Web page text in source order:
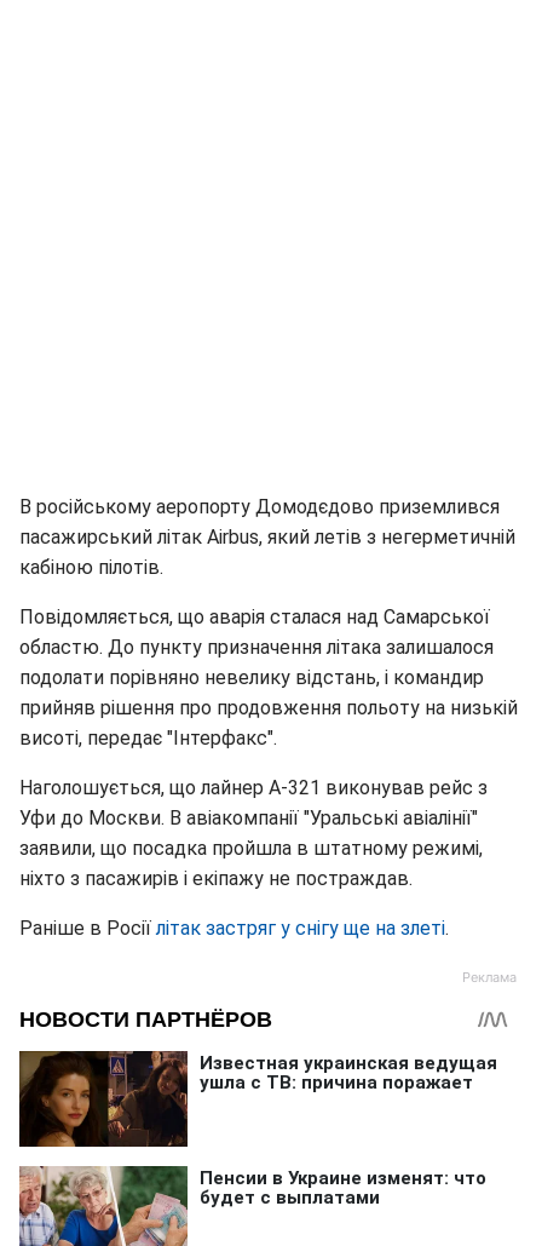
В російському аеропорту Домодєдово приземлився
пасажирський літак Airbus, який летів з негерметичній
кабіною пілотів.
Повідомляється, що аварія сталася над Самарської
областю. До пункту призначення літака залишалося
подолати порівняно невелику відстань, і командир
прийняв рішення про продовження польоту на низькій
висоті, передає "Інтерфакс".
Наголошується, що лайнер А-321 виконував рейс з
Уфи до Москви. В авіакомпанії "Уральські авіалінії"
заявили, що посадка пройшла в штатному режимі,
ніхто з пасажирів і екіпажу не постраждав.
Раніше в Росіїлітак застряг у снігу ще на злеті.